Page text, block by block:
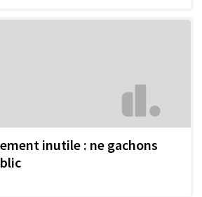
inutile : ne gachons